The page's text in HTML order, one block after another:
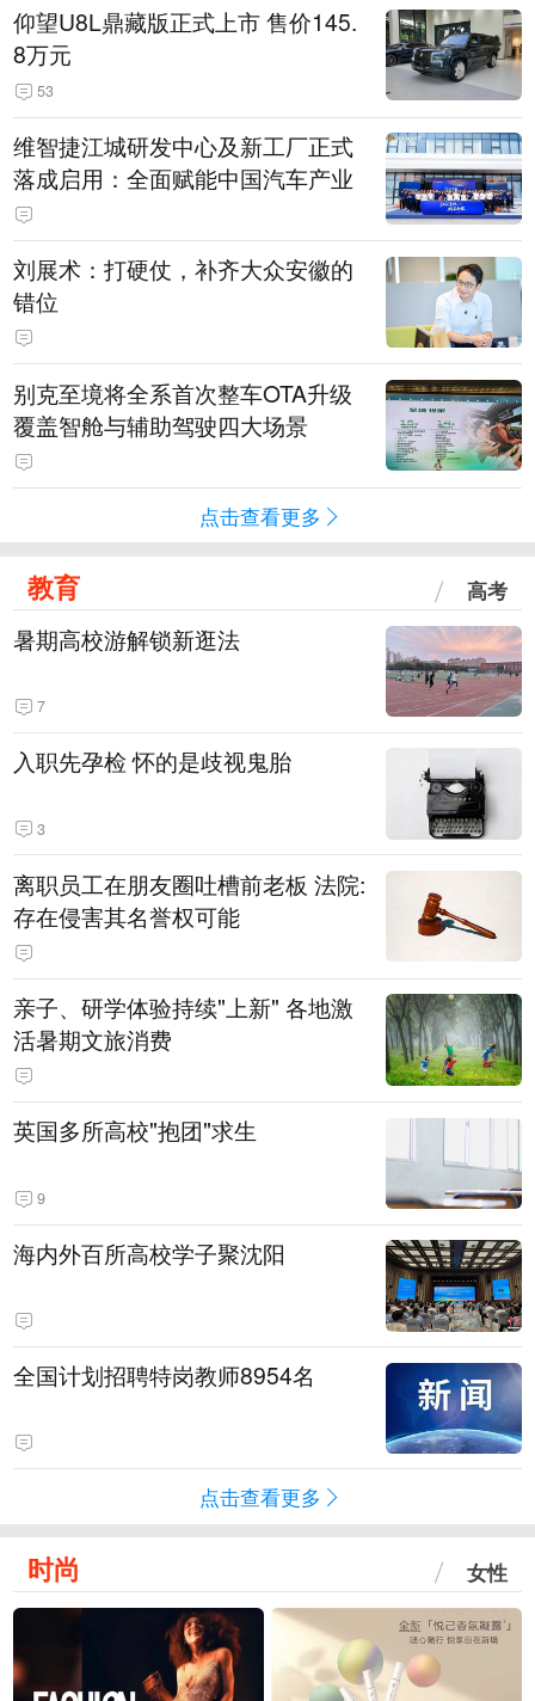
仰望U8L鼎藏版正式上市 售价145.
8万元
53
维智捷江城研发中心及新工厂正式
落成启用：全面赋能中国汽车产业
刘展术：打硬仗，补齐大众安徽的
错位
别克至境将全系首次整车OTA升级
覆盖智舱与辅助驾驶四大场景
点击查看更多
教育 高考
暑期高校游解锁新逛法
7
入职先孕检 怀的是歧视鬼胎
3
离职员工在朋友圈吐槽前老板 法院:
存在侵害其名誉权可能
亲子、研学体验持续"上新" 各地激
活暑期文旅消费
英国多所高校"抱团"求生
9
海内外百所高校学子聚沈阳
全国计划招聘特岗教师8954名
点击查看更多
时尚 女性